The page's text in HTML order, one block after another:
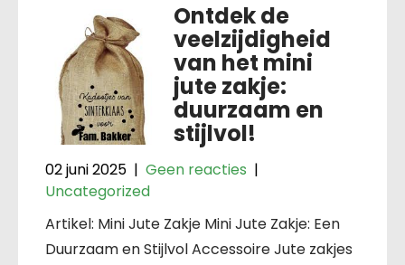
Ontdek de
veelzijdigheid
van het mini
jute zakje:
duurzaam en
stijlvol!
02 juni 2025 | Geen reacties |
Uncategorized
Artikel: Mini Jute Zakje Mini Jute Zakje: Een
Duurzaam en Stijlvol Accessoire Jute zakjes